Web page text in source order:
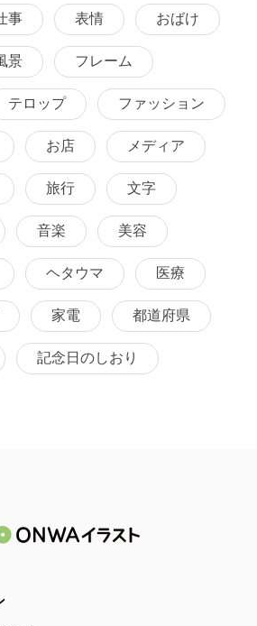
事 表情 おばけ
景 フレーム
テロップ ファッション
お店 メディア
旅行 文字
音楽 美容
ヘタウマ 医療
家電 都道府県
記念日のしおり